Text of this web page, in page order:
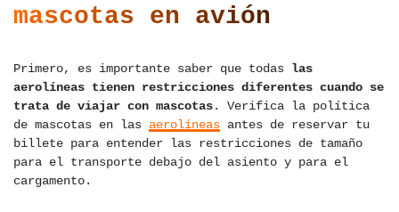
mascotas en avión
Primero, es importante saber que todas las
aerolíneas tienen restricciones diferentes cuando se
trata de viajar con mascotas. Verifica la política
de mascotas en las aerolíneas antes de reservar tu
billete para entender las restricciones de tamaño
para el transporte debajo del asiento y para el
cargamento.